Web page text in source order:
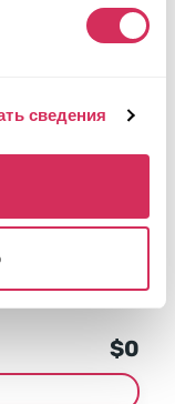
сведения
$0